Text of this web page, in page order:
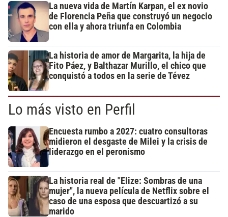
La nueva vida de Martín Karpan, el ex novio
de Florencia Peña que construyó un negocio
con ella y ahora triunfa en Colombia
La historia de amor de Margarita, la hija de
Fito Páez, y Balthazar Murillo, el chico que
conquistó a todos en la serie de Tévez
Lo más visto en Perfil
Encuesta rumbo a 2027: cuatro consultoras
midieron el desgaste de Milei y la crisis de
liderazgo en el peronismo
La historia real de "Elize: Sombras de una
mujer", la nueva película de Netflix sobre el
caso de una esposa que descuartizó a su
marido